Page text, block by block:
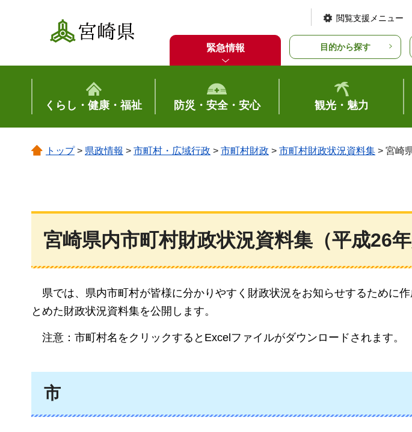
宮崎県
閲覧支援メニュー
緊急情報 目的から探す
くらし・健康・福祉 防災・安全・安心 観光・魅力
トップ> 県政情報 > 市町村・広域行政 > 市町村財政 > 市町村財政状況資料集 > 宮崎
宮崎県内市町村財政状況資料集（平成26年
県では、県内市町村が皆様に分かりやすく財政状況をお知らせするために
とめた財政状況資料集を公開します。
注意 ：市町村名をクリックするとExcelファイルがダウンロードされます。
市